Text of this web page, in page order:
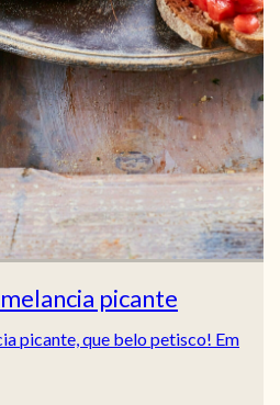
picante
picante, que belo petisco! Em